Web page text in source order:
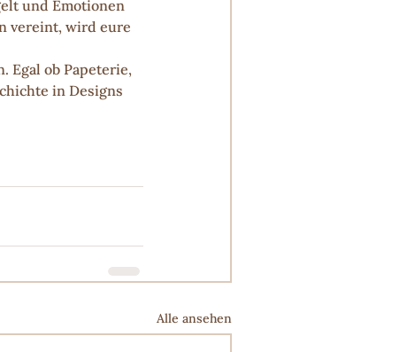
und Emotionen
vereint, wird eure
Egal ob Papeterie,
in Designs
Alle ansehen